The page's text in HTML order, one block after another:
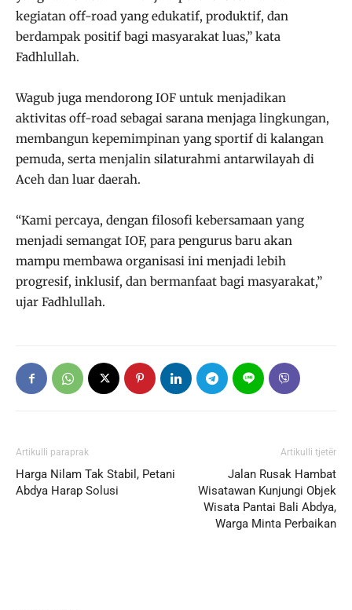
kegiatan off-road yang edukatif, produktif, dan
berdampak positif bagi masyarakat luas,” kata
Fadhlullah.
Wagub juga mendorong IOF untuk menjadikan
aktivitas off-road sebagai sarana menjaga lingkungan,
membangun kepemimpinan yang sportif di kalangan
pemuda, serta menjalin silaturahmi antarwilayah di
Aceh dan luar daerah.
“Kami percaya, dengan filosofi kebersamaan yang
menjadi semangat IOF, para pengurus baru akan
mampu membawa organisasi ini menjadi lebih
progresif, inklusif, dan bermanfaat bagi masyarakat,”
ujar Fadhlullah.
Artikulli paraprak
Harga Nilam Tak Stabil, Petani
Abdya Harap Solusi
Artikulli tjetër
Jalan Rusak Hambat
Wisatawan Kunjungi Objek
Wisata Pantai Bali Abdya,
Warga Minta Perbaikan